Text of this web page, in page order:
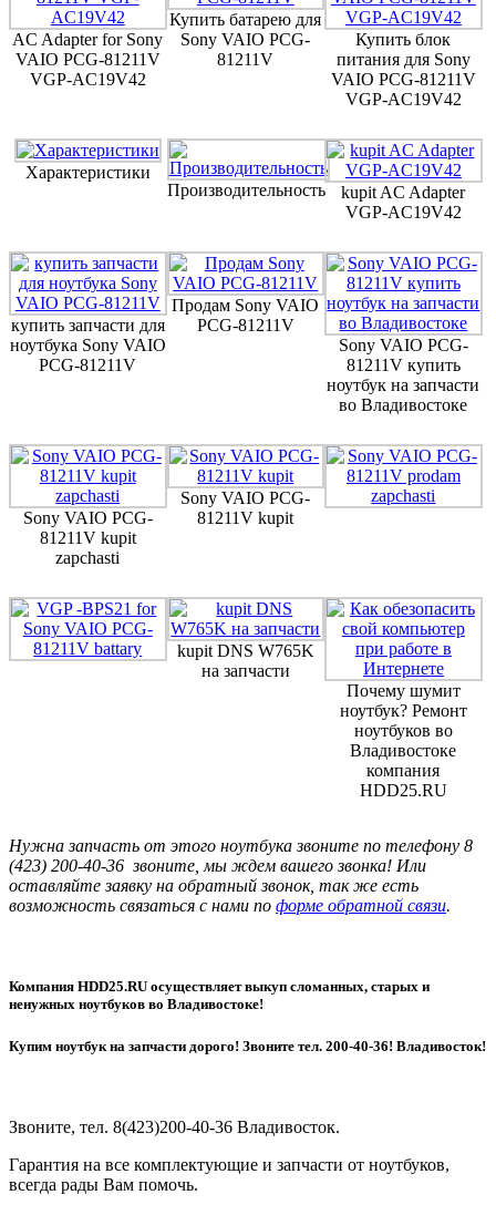
AC Adapter for Sony
VAIO PCG-81211V
VGP-AC19V42
Купить батарею для
Sony VAIO PCG-
81211V
Купить блок
питания для Sony
VAIO PCG-81211V
VGP-AC19V42
Характеристики
Производительность
kupit AC Adapter
VGP-AC19V42
купить запчасти для
ноутбука Sony VAIO
PCG-81211V
Продам Sony VAIO
PCG-81211V
Sony VAIO PCG-
81211V купить
ноутбук на запчасти
во Владивостоке
Sony VAIO PCG-
81211V kupit
zapchasti
Sony VAIO PCG-
81211V kupit
kupit DNS W765K
на запчасти
Почему шумит
ноутбук? Ремонт
ноутбуков во
Владивостоке
компания
HDD25.RU
Нужна запчасть от этого ноутбука звоните по телефону 8
(423) 200-40-36 звоните, мы ждем вашего звонка! Или
оставляйте заявку на обратный звонок, так же есть
возможность связаться с нами по форме обратной связи.
Компания HDD25.RU осуществляет выкуп сломанных, старых и
ненужных ноутбуков во Владивостоке!
Купим ноутбук на запчасти дорого! Звоните тел. 200-40-36! Владивосток!
Звоните, тел. 8(423)200-40-36 Владивосток.
Гарантия на все комплектующие и запчасти от ноутбуков,
всегда рады Вам помочь.